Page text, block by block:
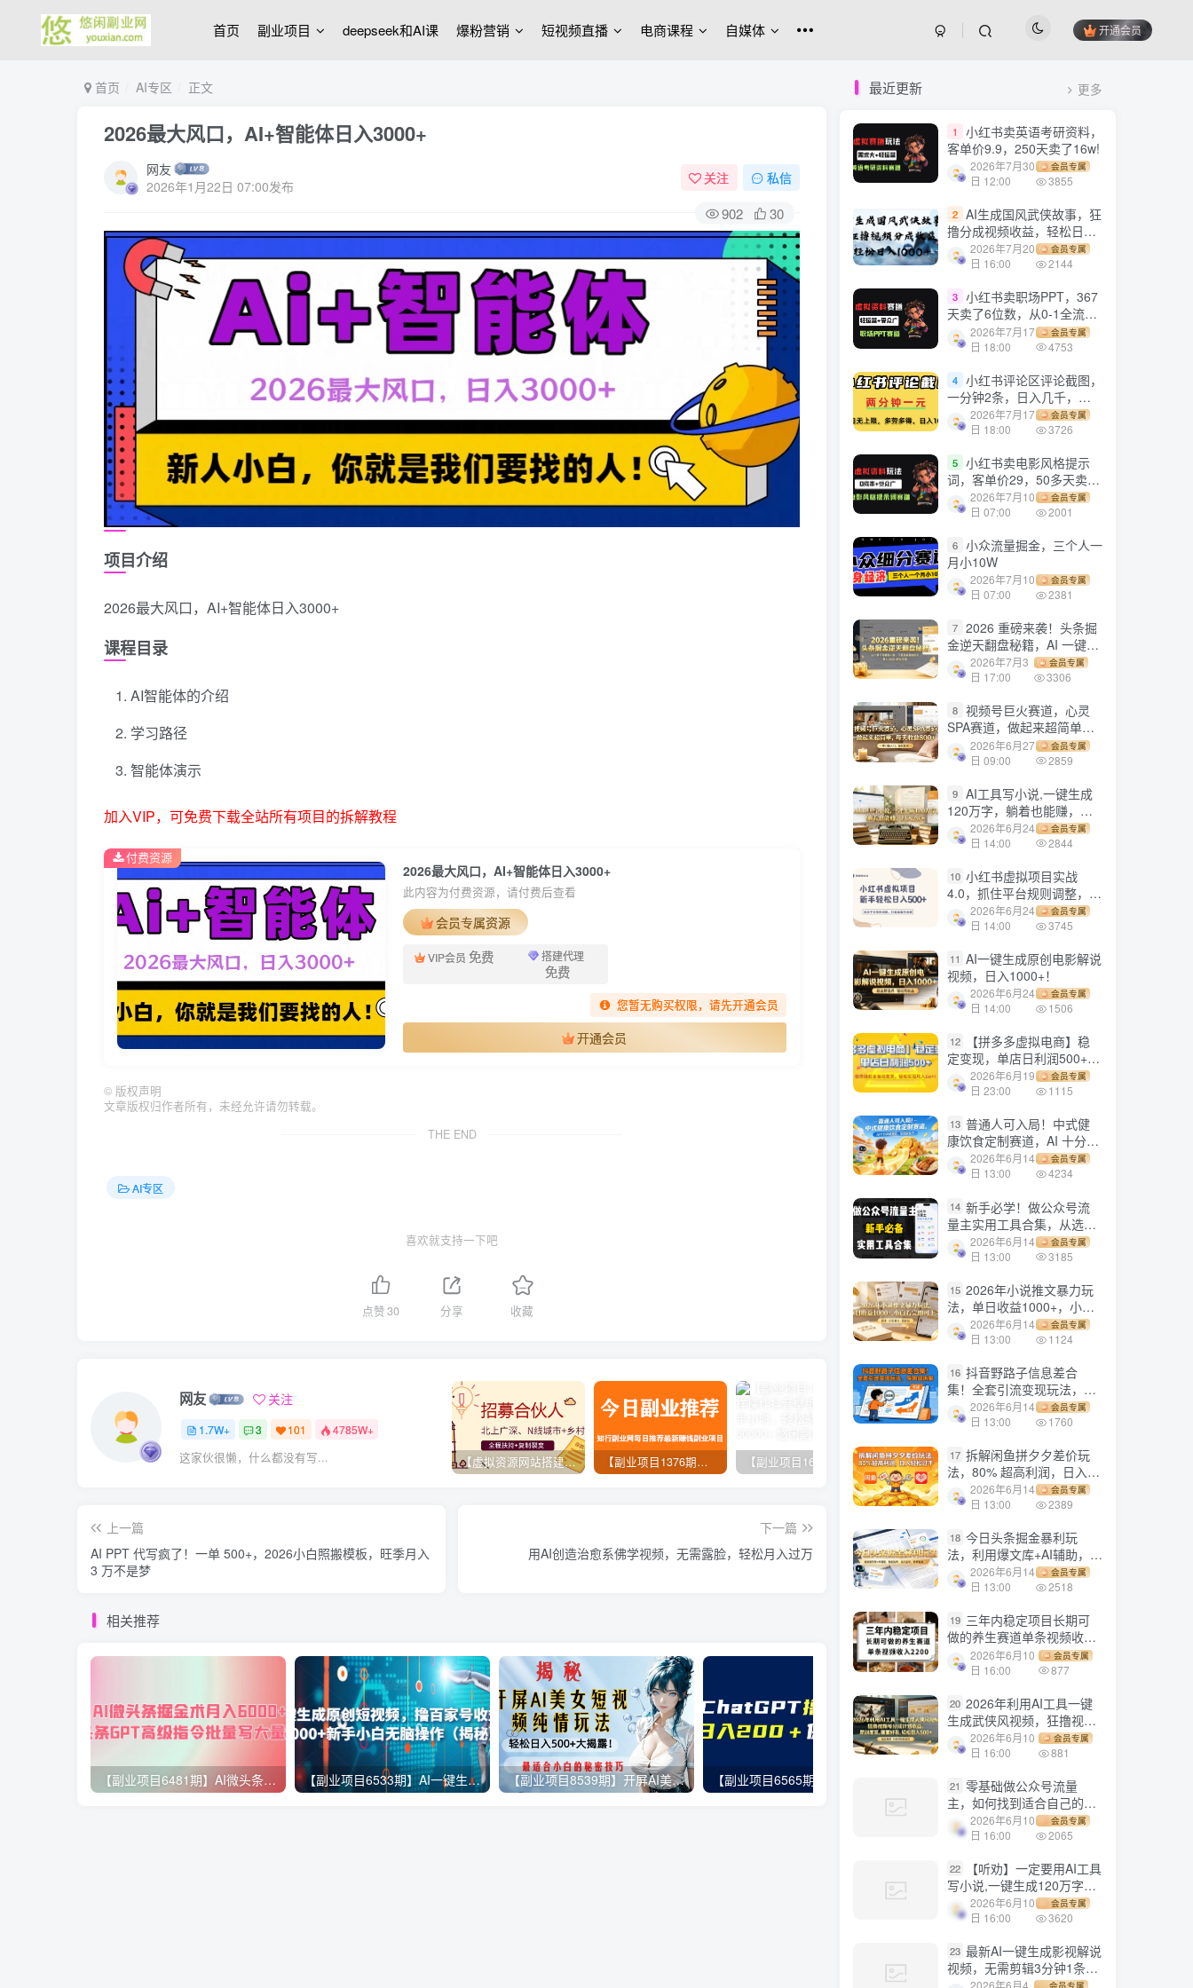
首页 副业项目 deepseek和AI课 爆粉营销 短视频直播 电商课程 自媒体 开通会员
首页 AI专区 正文
2026最大风口，AI+智能体日入3000+
网友
2026年1月22日 07:00发布
关注 私信
902 30
项目介绍
2026最大风口，AI+智能体日入3000+
课程目录
AI智能体的介绍
学习路径
智能体演示
加入VIP，可免费下载全站所有项目的拆解教程
2026最大风口，AI+智能体日入3000+
此内容为付费资源，请付费后查看
会员专属资源
VIP会员 免费 搭建代理
免费
您暂无购买权限，请先开通会员
开通会员
付费资源
© 版权声明
文章版权归作者所有，未经允许请勿转载。
THE END
AI专区
喜欢就支持一下吧
点赞30 分享 收藏
网友 关注
1.7W+ 3 101 4785W+
这家伙很懒，什么都没有写... 【虚拟资源网站搭建服务】加盟本站系统，做一个和本站一样的独立网站，躺赚的项目 【副业项目1376期】龟课最新闲鱼项目玩法实战教程_全新升级月收益几千到几万 【副业项目4441期】最新长久稳定暴利项目，运费险全新玩法，日赚1000（包含详细教程，全程指导）
上一篇
AI PPT 代写疯了！一单 500+，2026小白照搬模板，旺季月入
3 万不是梦
下一篇
用AI创造治愈系佛学视频，无需露脸，轻松月入过万
相关推荐
【副业项目6481期】AI微头条掘金术月入6000+ 微头条GPT高级指令批量写大量爆文 【副业项目6533期】AI一键生成原创短视频，撸百家号收益月入3000+新手小白无脑操作（揭秘） 【副业项目8539期】开屏AI美女短视频纯情玩法，轻松日入500+
最近更新 更多
1
小红书卖英语考研资料，
客单价9.9，250天卖了16w!
2026年7月30
日 12:00
会员专属
3855
2 AI生成国风武侠故事，狂
撸分成视频收益，轻松日入
1000+【可多平台分发】！
2026年7月20
日 16:00
会员专属
2144
3 小红书卖职场PPT，367
天卖了6位数，从0-1全流程
讲解2026年7月17
日 18:00
会员专属
4753
4 小红书评论区评论截图，
一分钟2条，日入几千，多
劳多得!2026年7月17
日 18:00
会员专属
3726
5 小红书卖电影风格提示
词，客单价29，50多天卖了
790单，小白直接抄作业！
2026年7月10
日 07:00
会员专属
2001
6 小众流量掘金，三个人一
月小10W
2026年7月10
日 07:00
会员专属
2381
7 2026 重磅来袭！头条掘
金逆天翻盘秘籍，AI 一键打
造爆款内容，只需简单复制
粘贴，日入 1000 + 轻松实
2026年7月3
日 17:00
会员专属
3306
8 视频号巨火赛道，心灵
SPA赛道，做起来超简单，
每天收益800+！
2026年6月27
日 09:00
会员专属
2859
9 AI工具写小说,一键生成
120万字，躺着也能赚，月
入2w+！
2026年6月24
日 14:00
会员专属
2844
10 小红书虚拟项目实战
4.0，抓住平台规则调整，单
店日入500+！
2026年6月24
日 14:00
会员专属
3745
11 AI一键生成原创电影解说
视频，日入1000+！
2026年6月24
日 14:00
会员专属
1506
12
【拼多多虚拟电商】稳
定变现，单店日利润500+，
软件挂机全自动发货，轻松
实现月入1w+！
2026年6月19
日 23:00
会员专属
1115
13 普通人可入局！中式健
康饮食定制赛道，AI 十分钟
做爆款，变现超给力
2026年6月14
日 13:00
会员专属
4234
14 新手必学！做公众号流
量主实用工具合集，从选题
到变现，一篇搞定（新手必
备）
2026年6月14
日 13:00
会员专属
3185
15 2026年小说推文暴力玩
法，单日收益1000+，小白
看完即可上手
2026年6月14
日 13:00
会员专属
1124
16 抖音野路子信息差合
集！全套引流变现玩法，保
姆级拆解
2026年6月14
日 13:00
会员专属
1760
17 拆解闲鱼拼夕夕差价玩
法，80% 超高利润，日入轻
松过千2026年6月14
日 13:00
会员专属
2389
18 今日头条掘金暴利玩
法，利用爆文库+AI辅助，轻
松矩阵、当天起号，简单粗
暴，日入1000+
2026年6月14
日 13:00
会员专属
2518
19 三年内稳定项目长期可
做的养生赛道单条视频收入
22002026年6月10
日 16:00
会员专属
877
20 2026年利用AI工具一键
生成武侠风视频，狂撸视频
号分成计划收益，原创度
高，画面好看，轻松日入
2026年6月10
日 16:00
会员专属
881
21 零基础做公众号流量
主，如何找到适合自己的赛
道
2026年6月10
日 16:00
会员专属
2065
22
【听劝】一定要用AI工具
写小说,一键生成120万字，
躺着也能赚，月入2w+
2026年6月10
日 16:00
会员专属
3620
23 最新AI一键生成影视解说
视频，无需剪辑3分钟1条，